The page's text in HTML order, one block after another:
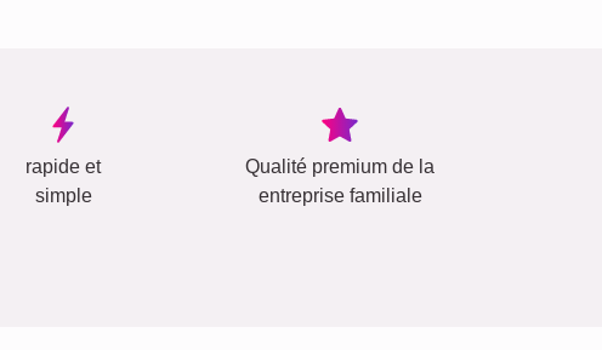
rapide et
simple
Qualité premium de la
entreprise familiale